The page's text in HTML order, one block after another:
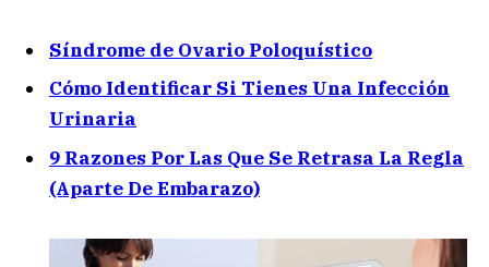
Síndrome de Ovario Poloquístico
Cómo Identificar Si Tienes Una Infección
Urinaria
9 Razones Por Las Que Se Retrasa La Regla
(Aparte De Embarazo)